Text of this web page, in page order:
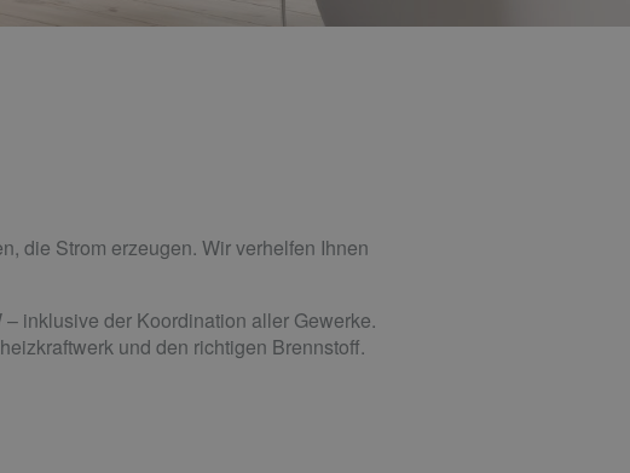
die Strom erzeugen. Wir verhelfen Ihnen
inklusive der Koordination aller Gewerke.
und den richtigen Brennstoff.